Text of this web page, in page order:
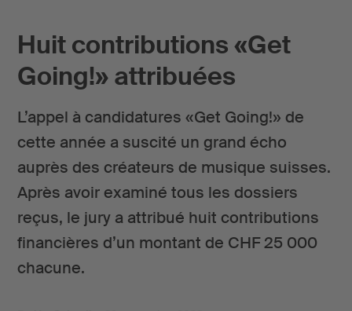
Huit contributions «Get
Going!» attribuées
L’appel à candidatures «Get Going!» de
cette année a suscité un grand écho
auprès des créateurs de musique suisses.
Après avoir examiné tous les dossiers
reçus, le jury a attribué huit contributions
financières d’un montant de CHF 25 000
chacune.